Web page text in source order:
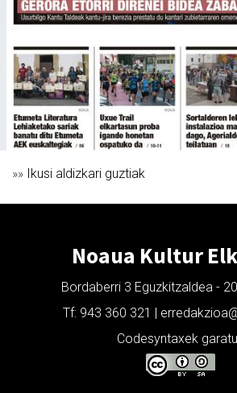
»» Ikusi aldizkari guztiak
Noaua Kultur
Bordaberri 3 Eguzkitzaldea -
Tf: 943 360 321 |
Codesyntaxek